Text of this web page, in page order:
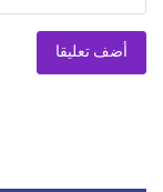
أضف تعليقا